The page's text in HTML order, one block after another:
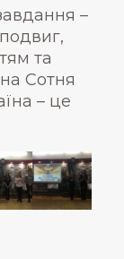
–
подвиг,
та
Сотня
– це